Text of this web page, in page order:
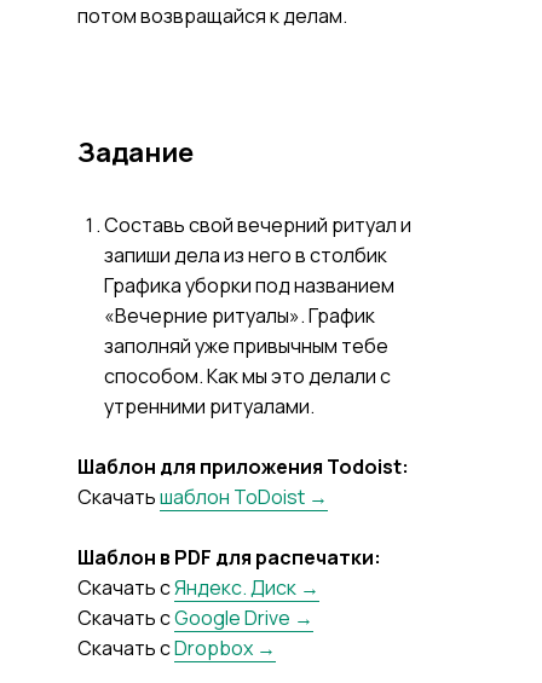
потом возвращайся к делам.
Составь свой вечерний ритуал и
запиши дела из него в столбик
Графика уборки под названием
«Вечерние ритуалы». График
заполняй уже привычным тебе
способом. Как мы это делали с
утренними ритуалами.
Шаблон для приложения Todoist:
Скачатьшаблон ToDoist →
Шаблон в PDF для распечатки:
Скачать сЯндекс. Диск →
Скачать сGoogle Drive →
Скачать сDropbox →
Задание